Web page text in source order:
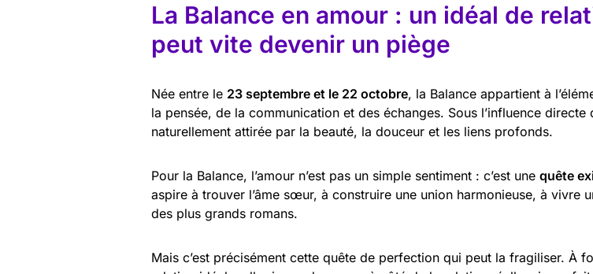
La Balance en amour : un idéal de
peut vite devenir un piège
Née entre le 23 septembre et le 22 octobre, la Balance appartient à
la pensée, de la communication et des échanges. Sous l’influence directe
naturellement attirée par la beauté, la douceur et les liens profonds.
Pour la Balance, l’amour n’est pas un simple sentiment : c’est une quête
aspire à trouver l’âme sœur, à construire une union harmonieuse, à vivre
des plus grands romans.
Mais c’est précisément cette quête de perfection qui peut la fragiliser. À